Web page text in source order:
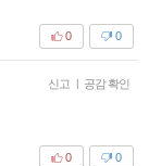
0
0
신고 | 공감 확인
0
0